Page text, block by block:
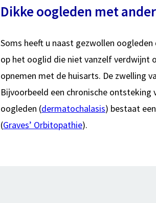
Dikke oogleden met
Soms heeft u naast gezwollen
op het ooglid die niet vanzelf verdwijnt
opnemen met de huisarts. De zwelling
Bijvoorbeeld een chronische ontsteking
oogleden (dermatochalasis) bestaat
(Graves’ Orbitopathie).